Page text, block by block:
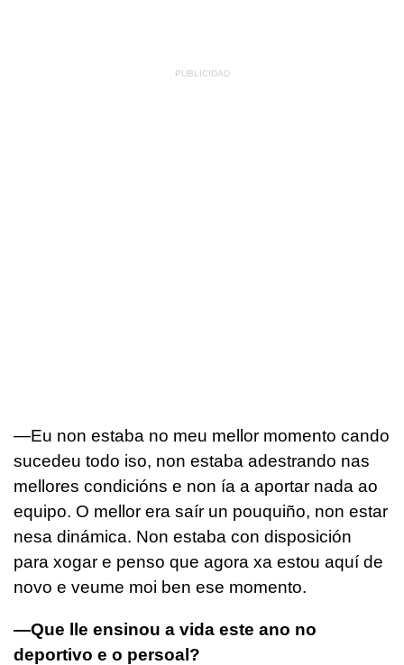
—Eu non estaba no meu mellor momento cando
sucedeu todo iso, non estaba adestrando nas
mellores condicións e non ía a aportar nada ao
equipo. O mellor era saír un pouquiño, non estar
nesa dinámica. Non estaba con disposición
para xogar e penso que agora xa estou aquí de
novo e veume moi ben ese momento.
—Que lle ensinou a vida este ano no
deportivo e o persoal?